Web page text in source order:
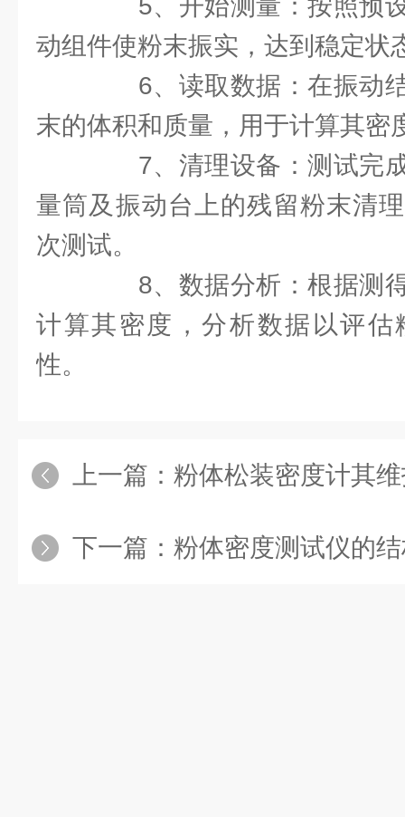
5、开始测量：按照预设
动组件使粉末振实，达到稳定状
6、读取数据：在振动结
末的体积和质量，用于计算其密
7、清理设备：测试完成
量筒及振动台上的残留粉末清
次测试。
8、数据分析：根据测得
计算其密度，分析数据以评估
性。
上一篇： 粉体松装密度计其
下一篇： 粉体密度测试仪的